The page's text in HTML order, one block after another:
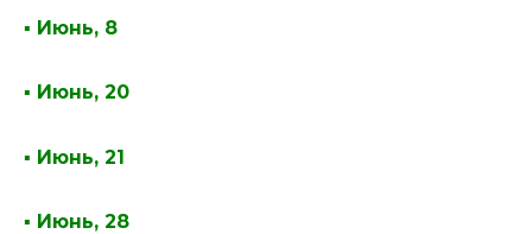
▪ Июнь, 8
▪ Июнь, 20
▪ Июнь, 21
▪ Июнь, 28